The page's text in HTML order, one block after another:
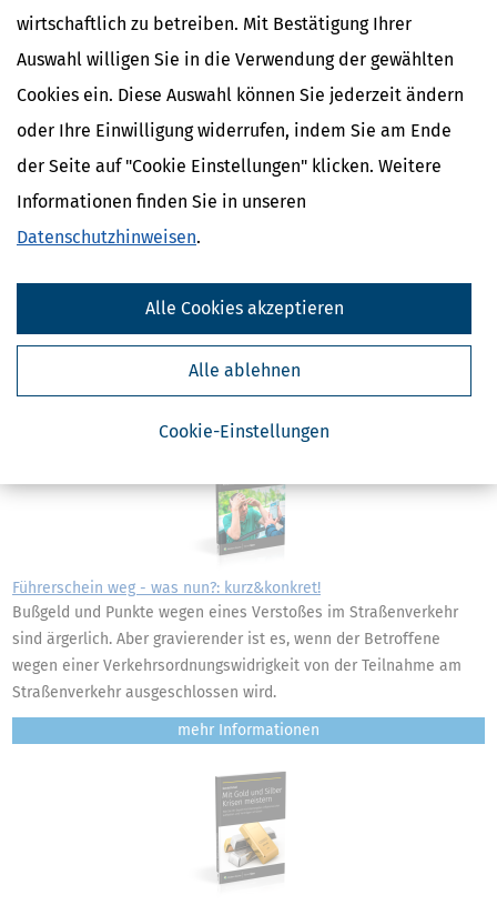
wirtschaftlich zu betreiben. Mit Bestätigung Ihrer
Auswahl willigen Sie in die Verwendung der gewählten
Cookies ein. Diese Auswahl können Sie jederzeit ändern
oder Ihre Einwilligung widerrufen, indem Sie am Ende
der Seite auf "Cookie Einstellungen" klicken. Weitere
Informationen finden Sie in unseren
Datenschutzhinweisen.
Cookie-Einstellungen
Alle ablehnen
Alle Cookies akzeptieren
dazu? Warum nicht?
mehr
Passende Ratgeber
Führerschein weg - was nun?: kurz&konkret!
Bußgeld und Punkte wegen eines Verstoßes im Straßenverkehr
sind ärgerlich. Aber gravierender ist es, wenn der Betroffene
wegen einer Verkehrsordnungswidrigkeit von der Teilnahme am
Straßenverkehr ausgeschlossen wird.
mehr